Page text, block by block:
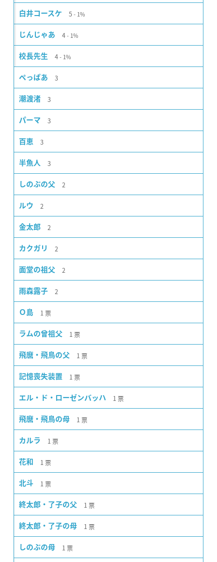
白井コースケ 5 1%
じんじゃあ 4 1%
校長先生 4 1%
ぺっぱあ 3
潮渡渚 3
パーマ 3
百恵 3
半魚人 3
しのぶの父 2
ルウ 2
金太郎 2
カクガリ 2
面堂の祖父 2
雨森露子 2
Ｏ島 1 票
ラムの曾祖父 1 票
飛麿・飛鳥の父 1 票
記憶喪失装置 1 票
エル・ド・ローゼンバッハ 1 票
飛麿・飛鳥の母 1 票
カルラ 1 票
花和 1 票
北斗 1 票
終太郎・了子の父 1 票
終太郎・了子の母 1 票
しのぶの母 1 票